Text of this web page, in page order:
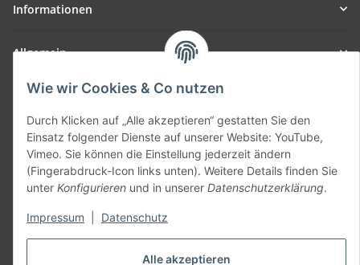
Alle akzeptieren
Wie wir Cookies & Co nutzen
Durch Klicken auf „Alle akzeptieren“ gestatten Sie den
Einsatz folgender Dienste auf unserer Website: YouTube,
Vimeo. Sie können die Einstellung jederzeit ändern
(Fingerabdruck-Icon links unten). Weitere Details finden Sie
unter Konfigurieren und in unserer Datenschutzerklärung.
Impressum Datenschutz
Informationen
Allgemein
Teil unseres Netzwerks:
SmoliTec - Safety. Simplified. Worldwide. ( B2B Shop )
Vertrag widerrufen
* Alle Preise inkl. gesetzlicher USt., zzgl.Versand